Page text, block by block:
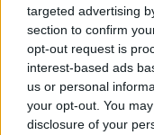
targeted advertising
section to confirm
opt-out request is
interest-based ads
us or personal
your opt-out. You
disclosure of your